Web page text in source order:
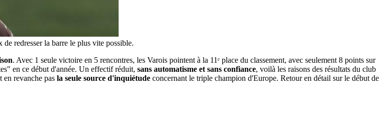
redresser la barre le plus vite possible.
. Avec 1 seule victoire en 5 rencontres, les Varois pointent à la 11ᵉ place du classement, avec seulement 8 points sur
en ce début d'année. Un effectif réduit, sans automatisme et sans confiance, voilà les raisons des résultats du club
en revanche pas la seule source d'inquiétude concernant le triple champion d'Europe. Retour en détail sur le début de